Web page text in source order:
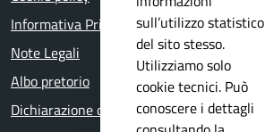
Informativa Privacy
Note Legali
Albo pretorio
Dichiarazione di accessibilità
sull’utilizzo statistico
del sito stesso.
Utilizziamo solo
cookie tecnici. Può
conoscere i dettagli